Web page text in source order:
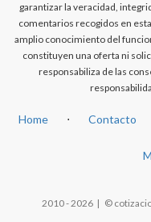
garantizar la veracidad,
comentarios recogidos en
amplio conocimiento del
constituyen una oferta ni
responsabiliza de las
Home ⋅ Contacto
2010 - 2026 | ©